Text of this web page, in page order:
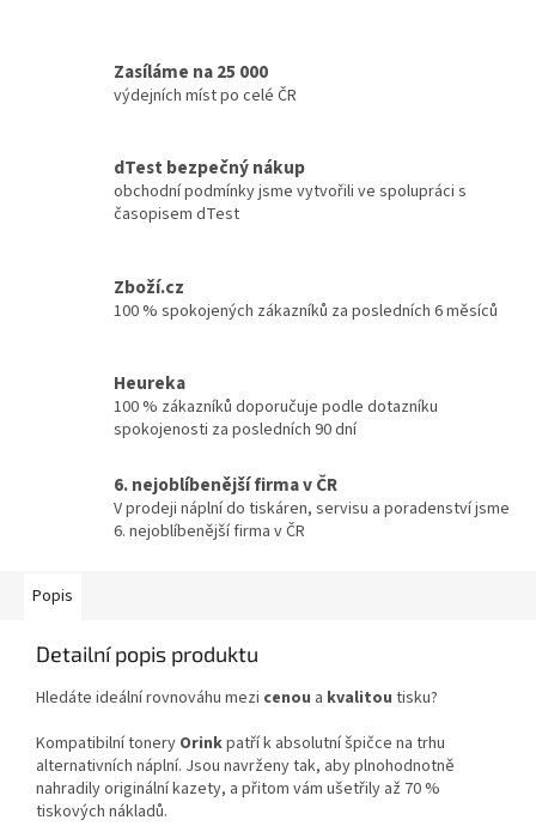
Zasíláme na 25 000
výdejních míst po celé ČR
dTest bezpečný nákup
obchodní podmínky jsme vytvořili ve spolupráci s
časopisem dTest
Zboží.cz
100 % spokojených zákazníků za posledních 6 měsíců
Heureka
100 % zákazníků doporučuje podle dotazníku
spokojenosti za posledních 90 dní
6. nejoblíbenější firma v ČR
V prodeji náplní do tiskáren, servisu a poradenství jsme
6. nejoblíbenější firma v ČR
Popis
Detailní popis produktu
Hledáte ideální rovnováhu mezi cenou a kvalitou tisku?
Kompatibilní tonery Orinkpatří k absolutní špičce na trhu
alternativních náplní. Jsou navrženy tak, aby plnohodnotně
nahradily originální kazety, a přitom vám ušetřily až 70 %
tiskových nákladů.